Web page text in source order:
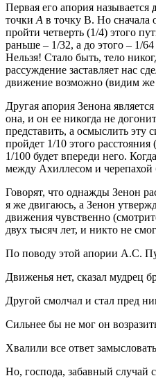
Первая его апория называется
точки А в точку В. Но сначала
пройти четверть (1/4) этого
раньше – 1/32, а до этого – 1/
Нельзя! Стало быть, тело
рассуждение заставляет нас
движение возможно (видим же
Другая апория Зенона
она, и он ее никогда не
представить, а осмыслить эту
пройдет 1/10 этого
1/100 будет впереди него.
между Ахиллесом и черепахой
Говорят, что однажды Зенон
я же двигаюсь, а Зенон
движения чувственно
двух тысяч лет, и никто не
По поводу этой апории А.С.
Движенья нет, сказал мудрец
Другой смолчал и стал пред
Сильнее бы не мог он
Хвалили все ответ
Но, господа, забавный случай